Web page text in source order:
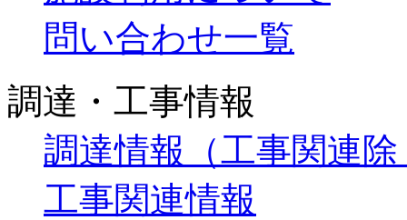
問い合わせ一覧
調達・工事情報
調達情報（工事関連
工事関連情報